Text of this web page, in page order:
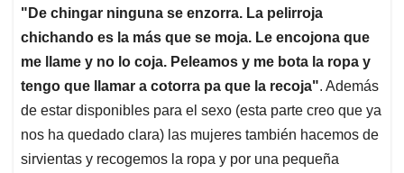
"De chingar ninguna se enzorra. La pelirroja
chichando es la más que se moja. Le encojona que
me llame y no lo coja. Peleamos y me bota la ropa y
tengo que llamar a cotorra pa que la recoja". Además
de estar disponibles para el sexo (esta parte creo que ya
nos ha quedado clara) las mujeres también hacemos de
sirvientas y recogemos la ropa y por una pequeña